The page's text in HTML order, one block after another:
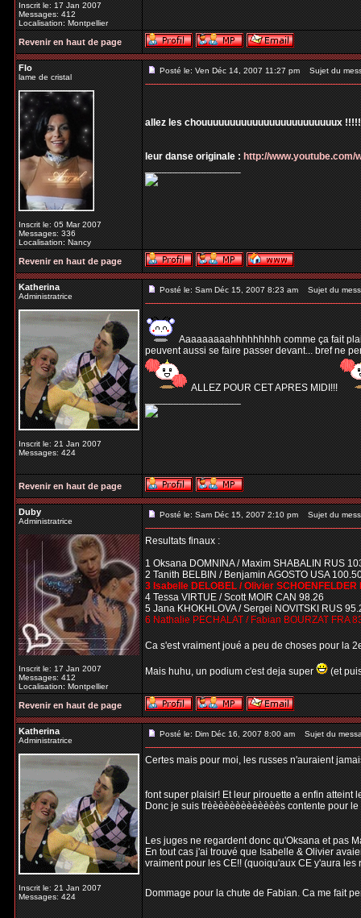
Inscrit le: 17 Jan 2007
Messages: 412
Localisation: Montpellier
Revenir en haut de page
Flo
lame de cristal
Inscrit le: 05 Mar 2007
Messages: 336
Localisation: Nancy
Posté le: Ven Déc 14, 2007 11:27 pm Sujet du
allez les chouuuuuuuuuuuuuuuuuuuuuuuux
leur danse originale :http://www.youtube.com/
_________________
Revenir en haut de page
Katherina
Administratrice
Inscrit le: 21 Jan 2007
Messages: 424
Posté le: Sam Déc 15, 2007 8:23 am Sujet du
Aaaaaaaaahhhhhhhhh comme ça fait
peuvent aussi se faire passer devant... bref ne
ALLEZ POUR CET APRES MIDI!!!
_________________
Revenir en haut de page
Duby
Administratrice
Inscrit le: 17 Jan 2007
Messages: 412
Localisation: Montpellier
Posté le: Sam Déc 15, 2007 2:10 pm Sujet du
Resultats finaux :
1 Oksana DOMNINA / Maxim SHABALIN RUS
2 Tanith BELBIN / Benjamin AGOSTO USA
3 Isabelle DELOBEL / Olivier SCHOENFELDER
4 Tessa VIRTUE / Scott MOIR CAN 98.26
5 Jana KHOKHLOVA / Sergei NOVITSKI RUS
6 Nathalie PECHALAT / Fabian BOURZAT FRA
Ca s'est vraiment joué a peu de choses pour la
Mais huhu, un podium c'est deja super (et
Revenir en haut de page
Katherina
Administratrice
Inscrit le: 21 Jan 2007
Messages: 424
Posté le: Dim Déc 16, 2007 8:00 am Sujet du
Certes mais pour moi, les russes n'auraient
font super plaisir! Et leur pirouette a enfin atteint
Donc je suis trèèèèèèèèèèèèès contente pour
Les juges ne regardent donc qu'Oksana et pas
En tout cas j'ai trouvé que Isabelle & Olivier
vraiment pour les CE!! (quoiqu'aux CE y'aura
Dommage pour la chute de Fabian. Ca me fait